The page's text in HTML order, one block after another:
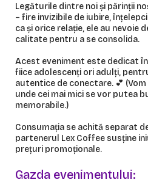
Legăturile dintre noi și părinții
– fire invizibile de iubire,
ca și orice relație, ele au nevoie
calitate pentru a se consolida.
Acest eveniment este dedicat
fiice adolescenți ori adulți,
autentice de conectare. 💕
unde cei mai mici se vor putea
memorabile.)
Consumația se achită separat
partenerul Lex Coffee susține
prețuri promoționale.
Gazda evenimentului: